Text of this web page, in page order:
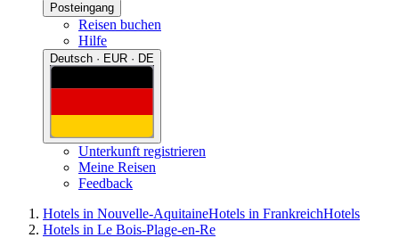
Posteingang
Reisen buchen
Hilfe
Deutsch · EUR · DE
Unterkunft registrieren
Meine Reisen
Feedback
Hotels in Nouvelle-AquitaineHotels in FrankreichHotels
Hotels in Le Bois-Plage-en-Re